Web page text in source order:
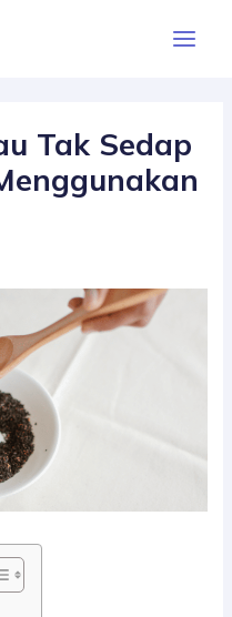
Menu
Tak Sedap